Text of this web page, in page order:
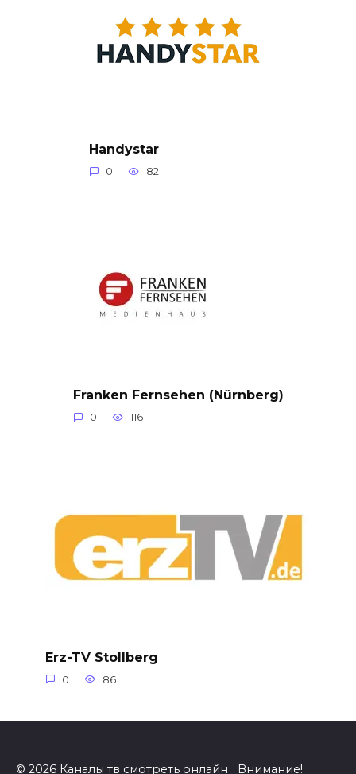
Handystar
0 82
Franken Fernsehen (Nürnberg)
0 116
Erz-TV Stollberg
0 86
© 2026 Каналы тв смотреть онлайн Внимание!